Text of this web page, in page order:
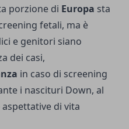
porzione di Europa sta
fetali, ma è
e genitori siano
dei casi,
in caso di screening
i nascituri Down, al
di vita